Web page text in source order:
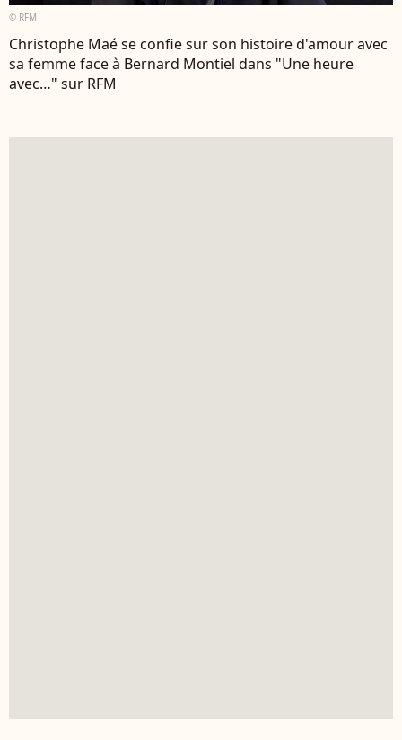
© RFM
Christophe Maé se confie sur son histoire d'amour avec
sa femme face à Bernard Montiel dans "Une heure
avec…" sur RFM